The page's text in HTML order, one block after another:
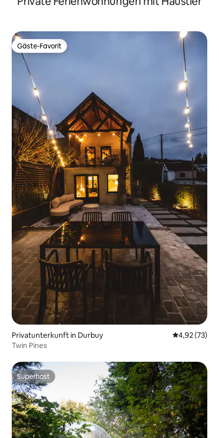
Gäste-Favorit
Gäste-Favorit
Privatunterkunft in Durbuy
4,92 (73)
Twin Pines
Superhost
Superhost